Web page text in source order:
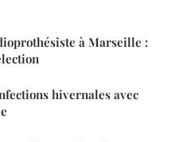
à Marseille :
hivernales avec